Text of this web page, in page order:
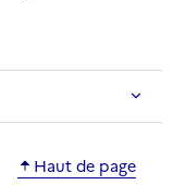
Haut de page